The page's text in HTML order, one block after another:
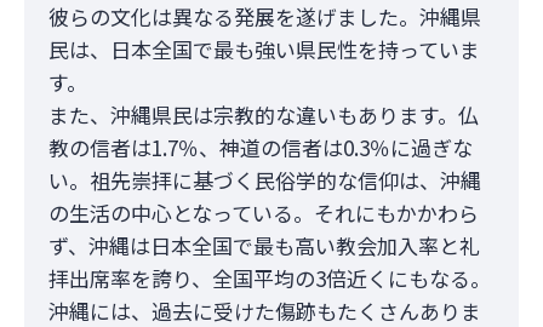
彼らの文化は異なる発展を遂げました。沖縄県
民は、日本全国で最も強い県民性を持っていま
す。
また、沖縄県民は宗教的な違いもあります。仏
教の信者は1.7％、神道の信者は0.3％に過ぎな
い。祖先崇拝に基づく民俗学的な信仰は、沖縄
の生活の中心となっている。それにもかかわら
ず、沖縄は日本全国で最も高い教会加入率と礼
拝出席率を誇り、全国平均の3倍近くにもなる。
沖縄には、過去に受けた傷跡もたくさんありま